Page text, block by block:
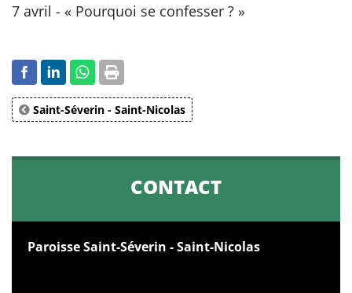
7 avril - « Pourquoi se confesser ? »
Saint-Séverin - Saint-Nicolas
CONTACT
Paroisse Saint-Séverin - Saint-Nicolas